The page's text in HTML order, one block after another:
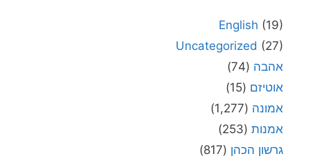
English (19)
Uncategorized (27)
אהבה (74)
אוטיזם (15)
אמונה (1,277)
אמנות (253)
גרשון הכהן (817)